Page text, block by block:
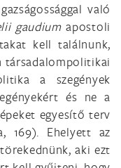
való
gaudiumapostoli
kell találnunk,
társadalompolitikai
a szegények
és ne a
egyesítő terv
169). Ehelyett az
aki ezt